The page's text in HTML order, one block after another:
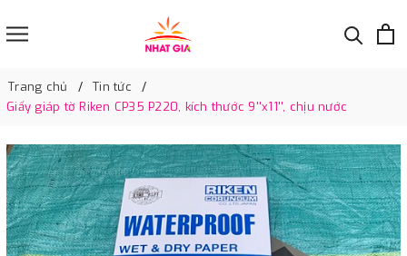
Trang chủ
Tin tức
Giấy giáp tờ Riken CP35 P220, kích thước 9''x11'', chịu nước